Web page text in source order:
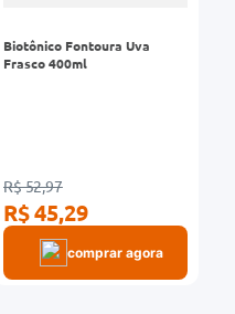
Biotônico Fontoura Uva
Frasco 400ml
R$ 52,97
R$ 45,29
comprar agora